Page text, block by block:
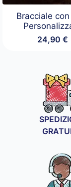
Bracciale
24,90€